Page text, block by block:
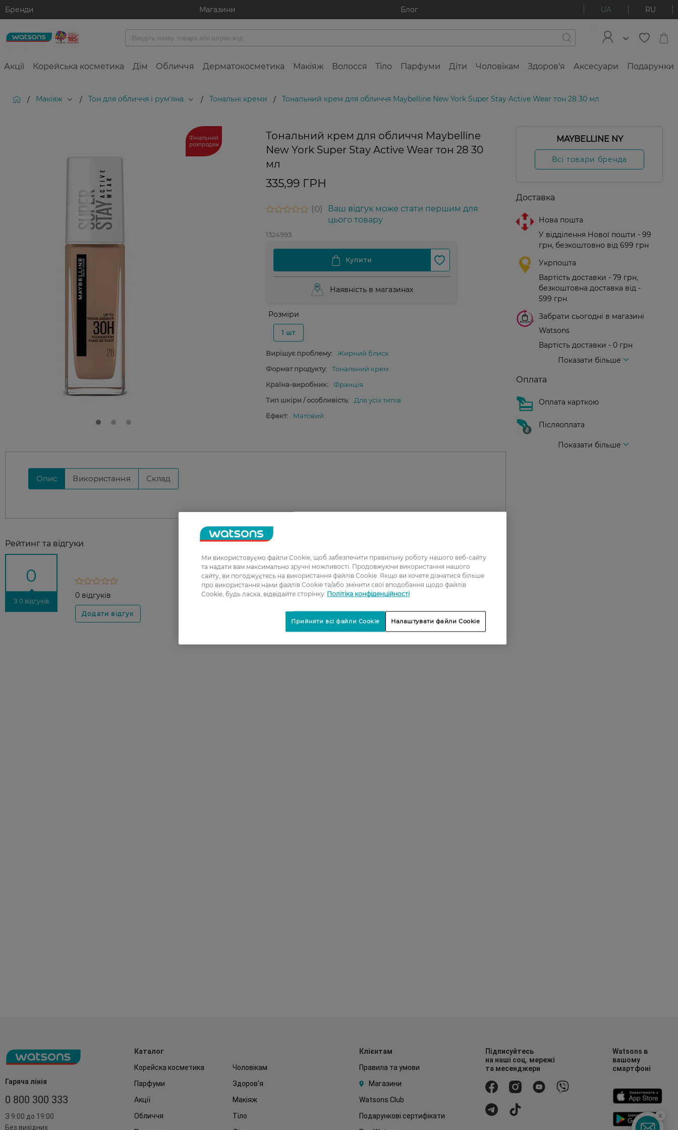
Бренди Магазини Блог UA RU
Акції Корейська косметика Дім Обличчя Дерматокосметика Макіяж Волосся Тіло Парфуми Діти Чоловікам Здоров'я Аксесуари Подарунки
/ Макіяж / Тон для обличчя і рум'яна / Тональні креми / Тональний крем для обличчя Maybelline New York Super Stay Active Wear тон 28 30 мл
Фінальний
розпродаж
Фінальний
розпродаж
Тональний крем для обличчя Maybelline
New York Super Stay Active Wear тон 28 30
мл
335,99 ГРН
0
Ваш відгук може стати першим для
цього товару
1324993
Наявність в магазинах
Розміри
1 шт
Вирішує проблему:
Жирний блиск
Формат продукту:
Тональний крем
Країна-виробник:
Франція
Тип шкіри / особливість:
Для усіх типів
Ефект:
Матовий
Опис Використання Склад
Рейтинг та відгуки
0
З 0 відгуків
0 відгуків
1
2
3
5
MAYBELLINE NY
Всі товари бренда
Доставка
Нова пошта
У відділення Нової пошти - 99
грн, безкоштовно від 699 грн
Укрпошта
Вартість доставки - 79 грн,
безкоштовна доставка від -
599 грн
Забрати сьогодні в магазині
Watsons
Вартість доставки - 0 грн
Показати більше
Оплата
Оплата карткою
Післяоплата
Показати більше
Гаряча лінія
0 800 300 333
З 9:00 до 19:00
Без вихідних
Каталог
Корейска косметика
Чоловікам
Парфуми
Здоров'я
Акції
Макіяж
Обличчя
Тіло
Клієнтам
Правила та умови
Магазини
Watsons Club
Подарункові сертифікати
Підписуйтесь
на наші соц. мережі
та месенджери
Watsons в
вашому
смартфоні
x
Ми використовуємо файли Cookie, щоб забезпечити правильну роботу нашого веб-сайту
та надати вам максимально зручні можливості. Продовжуючи використання нашого
сайту, ви погоджуєтесь на використання файлів Cookie. Якщо ви хочете дізнатися більше
про використання нами файлів Cookie та/або змінити свої вподобання щодо файлів
Cookie, будь ласка, відвідайте сторінку Політіка конфіденційності
Налаштувати файли Cookie
Прийняти всі файли Cookie